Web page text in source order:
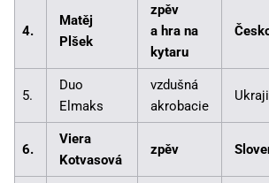
4.
Matěj
Plšek
zpěv
a hra na
kytaru
5.
Duo
Elmaks
vzdušná
akrobacie
6.
Viera
Kotvasová
zpěv